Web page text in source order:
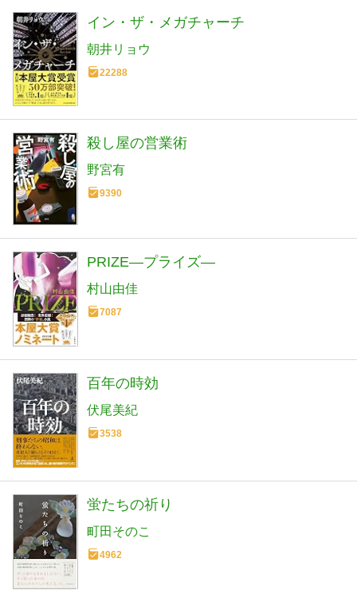
イン・ザ・メガチャーチ
朝井リョウ
22288
殺し屋の営業術
野宮有
9390
PRIZE―プライズ―
村山由佳
7087
百年の時効
伏尾美紀
3538
蛍たちの祈り
町田そのこ
4962